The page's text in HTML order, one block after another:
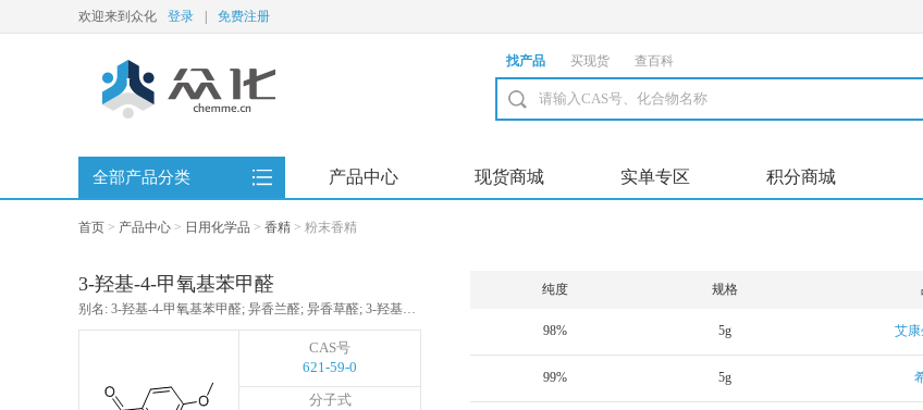
欢迎来到众化 登录 免费注册
找产品 买现货 查百科
全部产品分类 产品中心 现货商城 实单专区 积分商城
首页 > 产品中心 > 日用化学品 > 香精 > 粉末香精
3-羟基-4-甲氧基苯甲醛
别名: 3-羟基-4-甲氧基苯甲醛; 异香兰醛; 异香草醛; 3-羟基大茴香醛; 异香荚兰素; 原儿茶醛-4-甲醚; 3-羟基-4-甲氧基苯甲醛(邻香草醛)/异香兰素
CAS号
621-59-0
分子式
纯度 规格
98% 5g 艾
99% 5g